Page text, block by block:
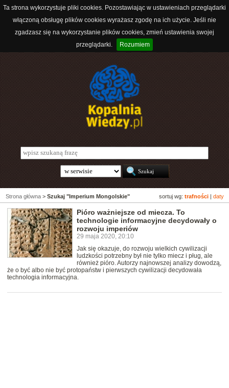
Ta strona wykorzystuje pliki cookies. Pozostawiając w ustawieniach przeglądarki
włączoną obsługę plików cookies wyrażasz zgodę na ich użycie. Jeśli nie
zgadzasz się na wykorzystanie plików cookies, zmień ustawienia swojej
przeglądarki.
Rozumiem
sortuj wg: trafności daty
Strona główna > Szukaj "Imperium Mongolskie"
Pióro ważniejsze od miecza. To
technologie informacyjne decydowały o
rozwoju imperiów
29 maja 2020, 20:10
Jak się okazuje, do rozwoju wielkich cywilizacji
ludzkości potrzebny był nie tylko miecz i pług, ale
również pióro. Autorzy najnowszej analizy dowodzą,
że o być albo nie być protopaństw i pierwszych cywilizacji decydowała
technologia informacyjna.